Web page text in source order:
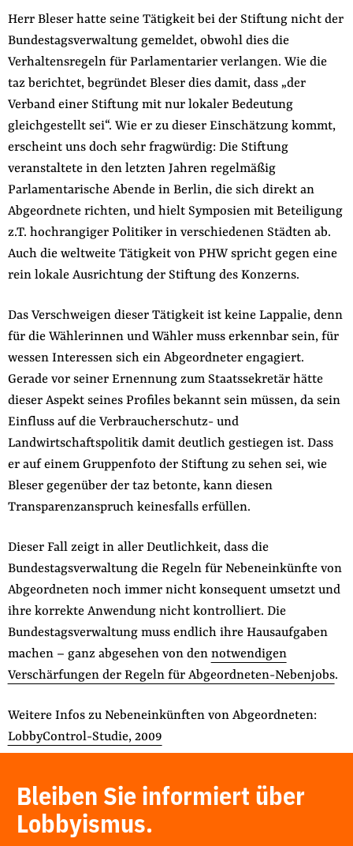
Herr Bleser hatte seine Tätigkeit bei der Stiftung nicht der
Bundestagsverwaltung gemeldet, obwohl dies die
Verhaltensregeln für Parlamentarier verlangen. Wie die
taz berichtet, begründet Bleser dies damit, dass „der
Verband einer Stiftung mit nur lokaler Bedeutung
gleichgestellt sei“. Wie er zu dieser Einschätzung kommt,
erscheint uns doch sehr fragwürdig: Die Stiftung
veranstaltete in den letzten Jahren regelmäßig
Parlamentarische Abende in Berlin, die sich direkt an
Abgeordnete richten, und hielt Symposien mit Beteiligung
z.T. hochrangiger Politiker in verschiedenen Städten ab.
Auch die weltweite Tätigkeit von PHW spricht gegen eine
rein lokale Ausrichtung der Stiftung des Konzerns.
Das Verschweigen dieser Tätigkeit ist keine Lappalie, denn
für die Wählerinnen und Wähler muss erkennbar sein, für
wessen Interessen sich ein Abgeordneter engagiert.
Gerade vor seiner Ernennung zum Staatssekretär hätte
dieser Aspekt seines Profiles bekannt sein müssen, da sein
Einfluss auf die Verbraucherschutz- und
Landwirtschaftspolitik damit deutlich gestiegen ist. Dass
er auf einem Gruppenfoto der Stiftung zu sehen sei, wie
Bleser gegenüber der taz betonte, kann diesen
Transparenzanspruch keinesfalls erfüllen.
Dieser Fall zeigt in aller Deutlichkeit, dass die
Bundestagsverwaltung die Regeln für Nebeneinkünfte von
Abgeordneten noch immer nicht konsequent umsetzt und
ihre korrekte Anwendung nicht kontrolliert. Die
Bundestagsverwaltung muss endlich ihre Hausaufgaben
machen – ganz abgesehen von den notwendigen
Verschärfungen der Regeln für Abgeordneten-Nebenjobs.
Weitere Infos zu Nebeneinkünften von Abgeordneten:
LobbyControl-Studie, 2009
Bleiben Sie informiert über
Lobbyismus.